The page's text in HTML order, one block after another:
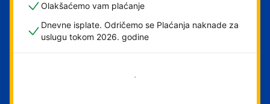
Olakšaćemo vam plaćanje
Dnevne isplate. Odričemo se Plaćanja naknade za
uslugu tokom 2026. godine
Počnite odmah